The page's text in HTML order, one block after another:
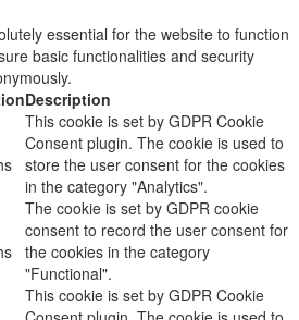
essential for the website to function
basic functionalities and security
Description
This cookie is set by GDPR Cookie
Consent plugin. The cookie is used to
store the user consent for the cookies
in the category "Analytics".
The cookie is set by GDPR cookie
consent to record the user consent for
the cookies in the category
"Functional".
This cookie is set by GDPR Cookie